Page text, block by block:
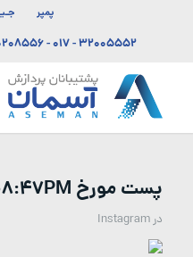
پمپر
۳۲۰۰۵۵۵۲ - ۰۱۷ -
پست مورخ June 24, 2016 at 08:47PM
در Instagram